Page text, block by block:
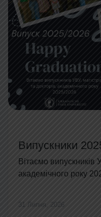
Випускники
Вітаємо випускників
академічного року
31 Липня, 2026